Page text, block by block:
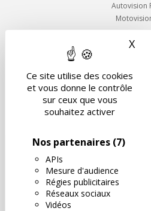
Ce site utilise des cookies
et vous donne le contrôle
sur ceux que vous
souhaitez activer
Nos partenaires (7)
APIs
Mesure d'audience
Régies publicitaires
Réseaux sociaux
Vidéos
X
Autovision
NOUS
Ouvrir un
Devenez
Carrières et
SUIVEZ AUTOVISION SUR LES
ACTUS
Mentions légales - Réalisé